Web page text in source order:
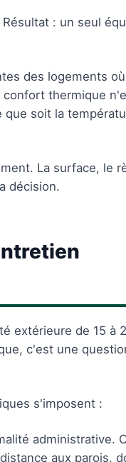
: un seul
des logements où
confort thermique
que soit la
La surface, le
décision.
extérieure de 15 à
c'est une
s'imposent :
administrative.
aux parois,